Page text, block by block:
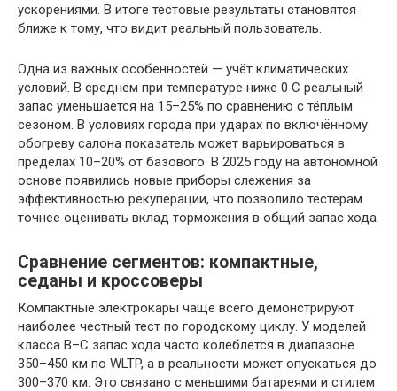
ускорениями. В итоге тестовые результаты становятся
ближе к тому, что видит реальный пользователь.
Одна из важных особенностей — учёт климатических
условий. В среднем при температуре ниже 0 C реальный
запас уменьшается на 15–25% по сравнению с тёплым
сезоном. В условиях города при ударах по включённому
обогреву салона показатель может варьироваться в
пределах 10–20% от базового. В 2025 году на автономной
основе появились новые приборы слежения за
эффективностью рекуперации, что позволило тестерам
точнее оценивать вклад торможения в общий запас хода.
Сравнение сегментов: компактные,
седаны и кроссоверы
Компактные электрокары чаще всего демонстрируют
наиболее честный тест по городскому циклу. У моделей
класса B–C запас хода часто колеблется в диапазоне
350–450 км по WLTP, а в реальности может опускаться до
300–370 км. Это связано с меньшими батареями и стилем